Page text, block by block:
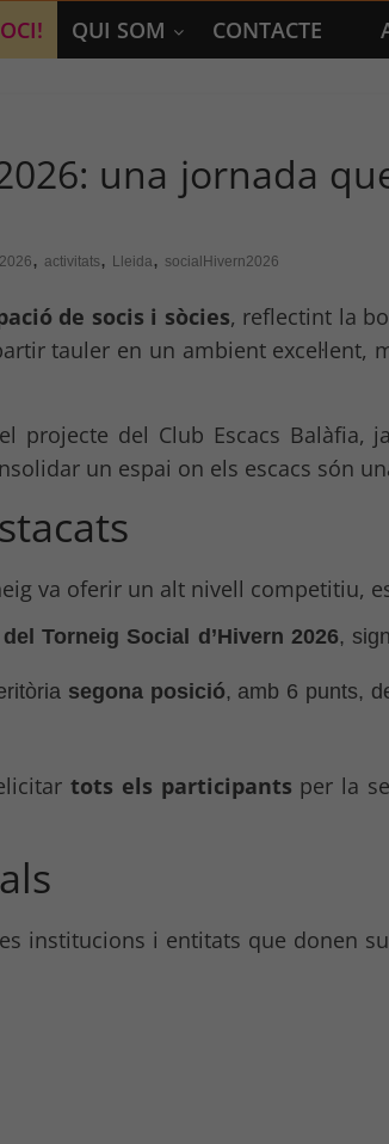
QUI SOM CONTACTE
una jornada
2026, activitats, Lleida, socialHivern2026
de socis i sòcies, reflectint la
tauler en un ambient excel·lent,
projecte del Club Escacs Balàfia,
un espai on els escacs són
va oferir un alt nivell competitiu,
Torneig Social d’Hivern 2026,
segona posició, amb 6 punts,
tots els participants per la
institucions i entitats que donen